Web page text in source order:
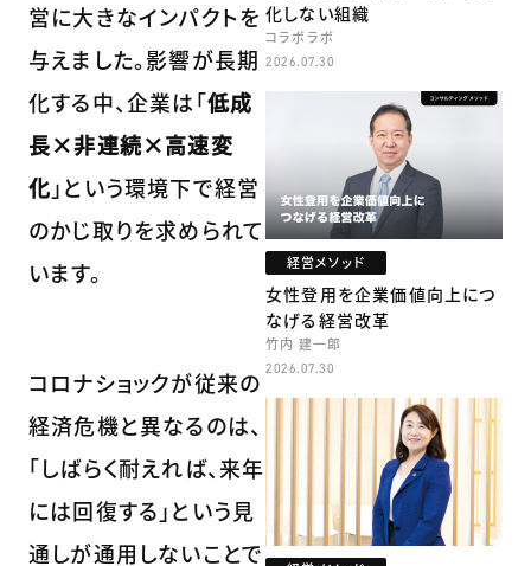
営に大きなインパクトを
与えました。影響が長期
化する中、企業は「低成
長×非連続×高速変
化」という環境下で経営
のかじ取りを求められて
います。
コロナショックが従来の
経済危機と異なるのは、
「しばらく耐えれば、来年
には回復する」という見
通しが通用しないことで
化しない組織
コラボラボ
2026.07.30
経営メソッド
女性登用を企業価値向上につ
なげる経営改革
竹内 建一郎
2026.07.30